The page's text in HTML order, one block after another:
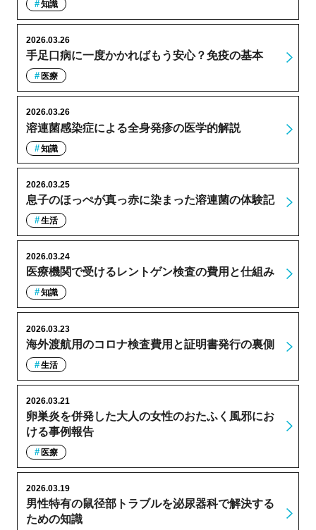
知識
手足口病に一度かかればもう安心？免疫の基本
2026.03.26
医療
溶連菌感染症による全身発疹の医学的解説
2026.03.26
知識
息子のほっぺが真っ赤に染まった溶連菌の体験記
2026.03.25
生活
医療機関で受けるレントゲン検査の費用と仕組み
2026.03.24
知識
海外渡航用のコロナ検査費用と証明書発行の裏側
2026.03.23
生活
卵巣炎を併発した大人の女性のおたふく風邪にお
ける事例報告
2026.03.21
医療
男性特有の鼠径部トラブルを泌尿器科で解決する
ための知識
2026.03.19